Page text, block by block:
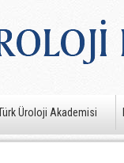
Üroloji Akademisi